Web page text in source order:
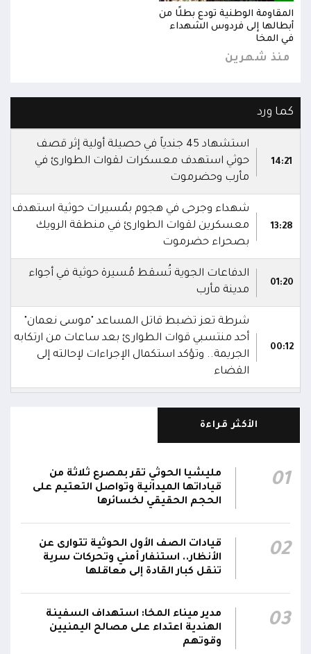
المقاومة الوطنية تودع بطلًا من
أبطالها إلى فردوس الشهداء
في المخا
منذ شهرين
كما ورد
14:21
استشهاد 45 جندياً في حصيلة أولية إثر قصف
حوثي استهدف معسكرات لقوات الطوارئ في
مأرب وحضرموت
13:28
شهداء وجرحى في هجوم بمُسيرات حوثية استهدف
معسكرين لقوات الطوارئ في منطقة الرويك
بصحراء حضرموت
01:20
الدفاعات الجوية تُسقط مُسيرة حوثية في أجواء
مدينة مأرب
00:12
شرطة تعز تضبط قاتل المساعد "موسى نعمان"
أحد منتسبي قوات الطوارئ بعد ساعات من ارتكابه
الجريمة.. وتؤكد استكمال الإجراءات لإحالته إلى
القضاء
وتجهيز 11 منشأة صحية في لحج والضالع
22:01
الحوثيون يزعمون استهداف ثاني ناقلة نفط
سعودية خلال 24 ساعة بصاروخ باليستي في خليج
21:45
الانتهاء وإمدادات الغاز ستعود تدريجياً لتغطية
احتياجات كافة المحافظات
21:18
رئيس مجلس القيادة يُصدر قراراً بتعيين يحيى
محمد كزمان وكيلاً لقطاع الأمن الداخلي، وأحمد
سعد السقطري وكيلاً لقطاع الأمن الخارجي؛ في
الجهاز المركزي لأمن الدولة
الأكثر قراءة
01
مليشيا الحوثي تقر بمصرع ثلاثة من
قياداتها الميدانية وتواصل التعتيم على
الحجم الحقيقي لخسائرها
02
قيادات الصف الأول الحوثية تتوارى عن
الأنظار.. استنفار أمني وتحركات سرية
تنقل كبار القادة إلى معاقلها
03
مدير ميناء المخا: استهداف السفينة
الهندية اعتداء على مصالح اليمنيين
وقوتهم